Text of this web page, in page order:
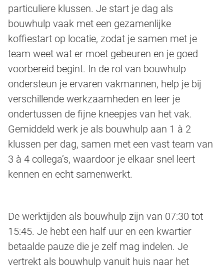
particuliere klussen. Je start je dag als
bouwhulp vaak met een gezamenlijke
koffiestart op locatie, zodat je samen met je
team weet wat er moet gebeuren en je goed
voorbereid begint. In de rol van bouwhulp
ondersteun je ervaren vakmannen, help je bij
verschillende werkzaamheden en leer je
ondertussen de fijne kneepjes van het vak.
Gemiddeld werk je als bouwhulp aan 1 à 2
klussen per dag, samen met een vast team van
3 à 4 collega’s, waardoor je elkaar snel leert
kennen en echt samenwerkt.
De werktijden als bouwhulp zijn van 07:30 tot
15:45. Je hebt een half uur en een kwartier
betaalde pauze die je zelf mag indelen. Je
vertrekt als bouwhulp vanuit huis naar het